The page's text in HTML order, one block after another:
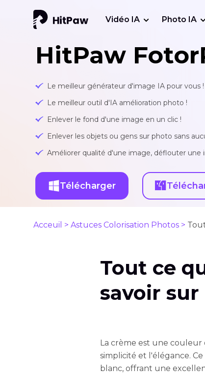
Vidéo IA Photo IA
HitPaw
Le meilleur générateur d'image IA pour vous !
Le meilleur outil d'IA amélioration photo !
Enlever le fond d'une image en un clic !
Enlever les objets ou gens sur photo sans
Améliorer qualité d'une image, déflouter une
Télécharger
Acceuil > Astuces Colorisation Photos >
Tout ce
savoir
La crème est une couleur
simplicité et l'élégance.
blanc, offrant une